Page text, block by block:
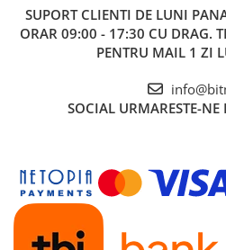
SUPORT CLIENTI DE LUNI
ORAR 09:00 - 17:30 CU DRAG.
PENTRU MAIL 1 ZI
SOCIAL URMARESTE-